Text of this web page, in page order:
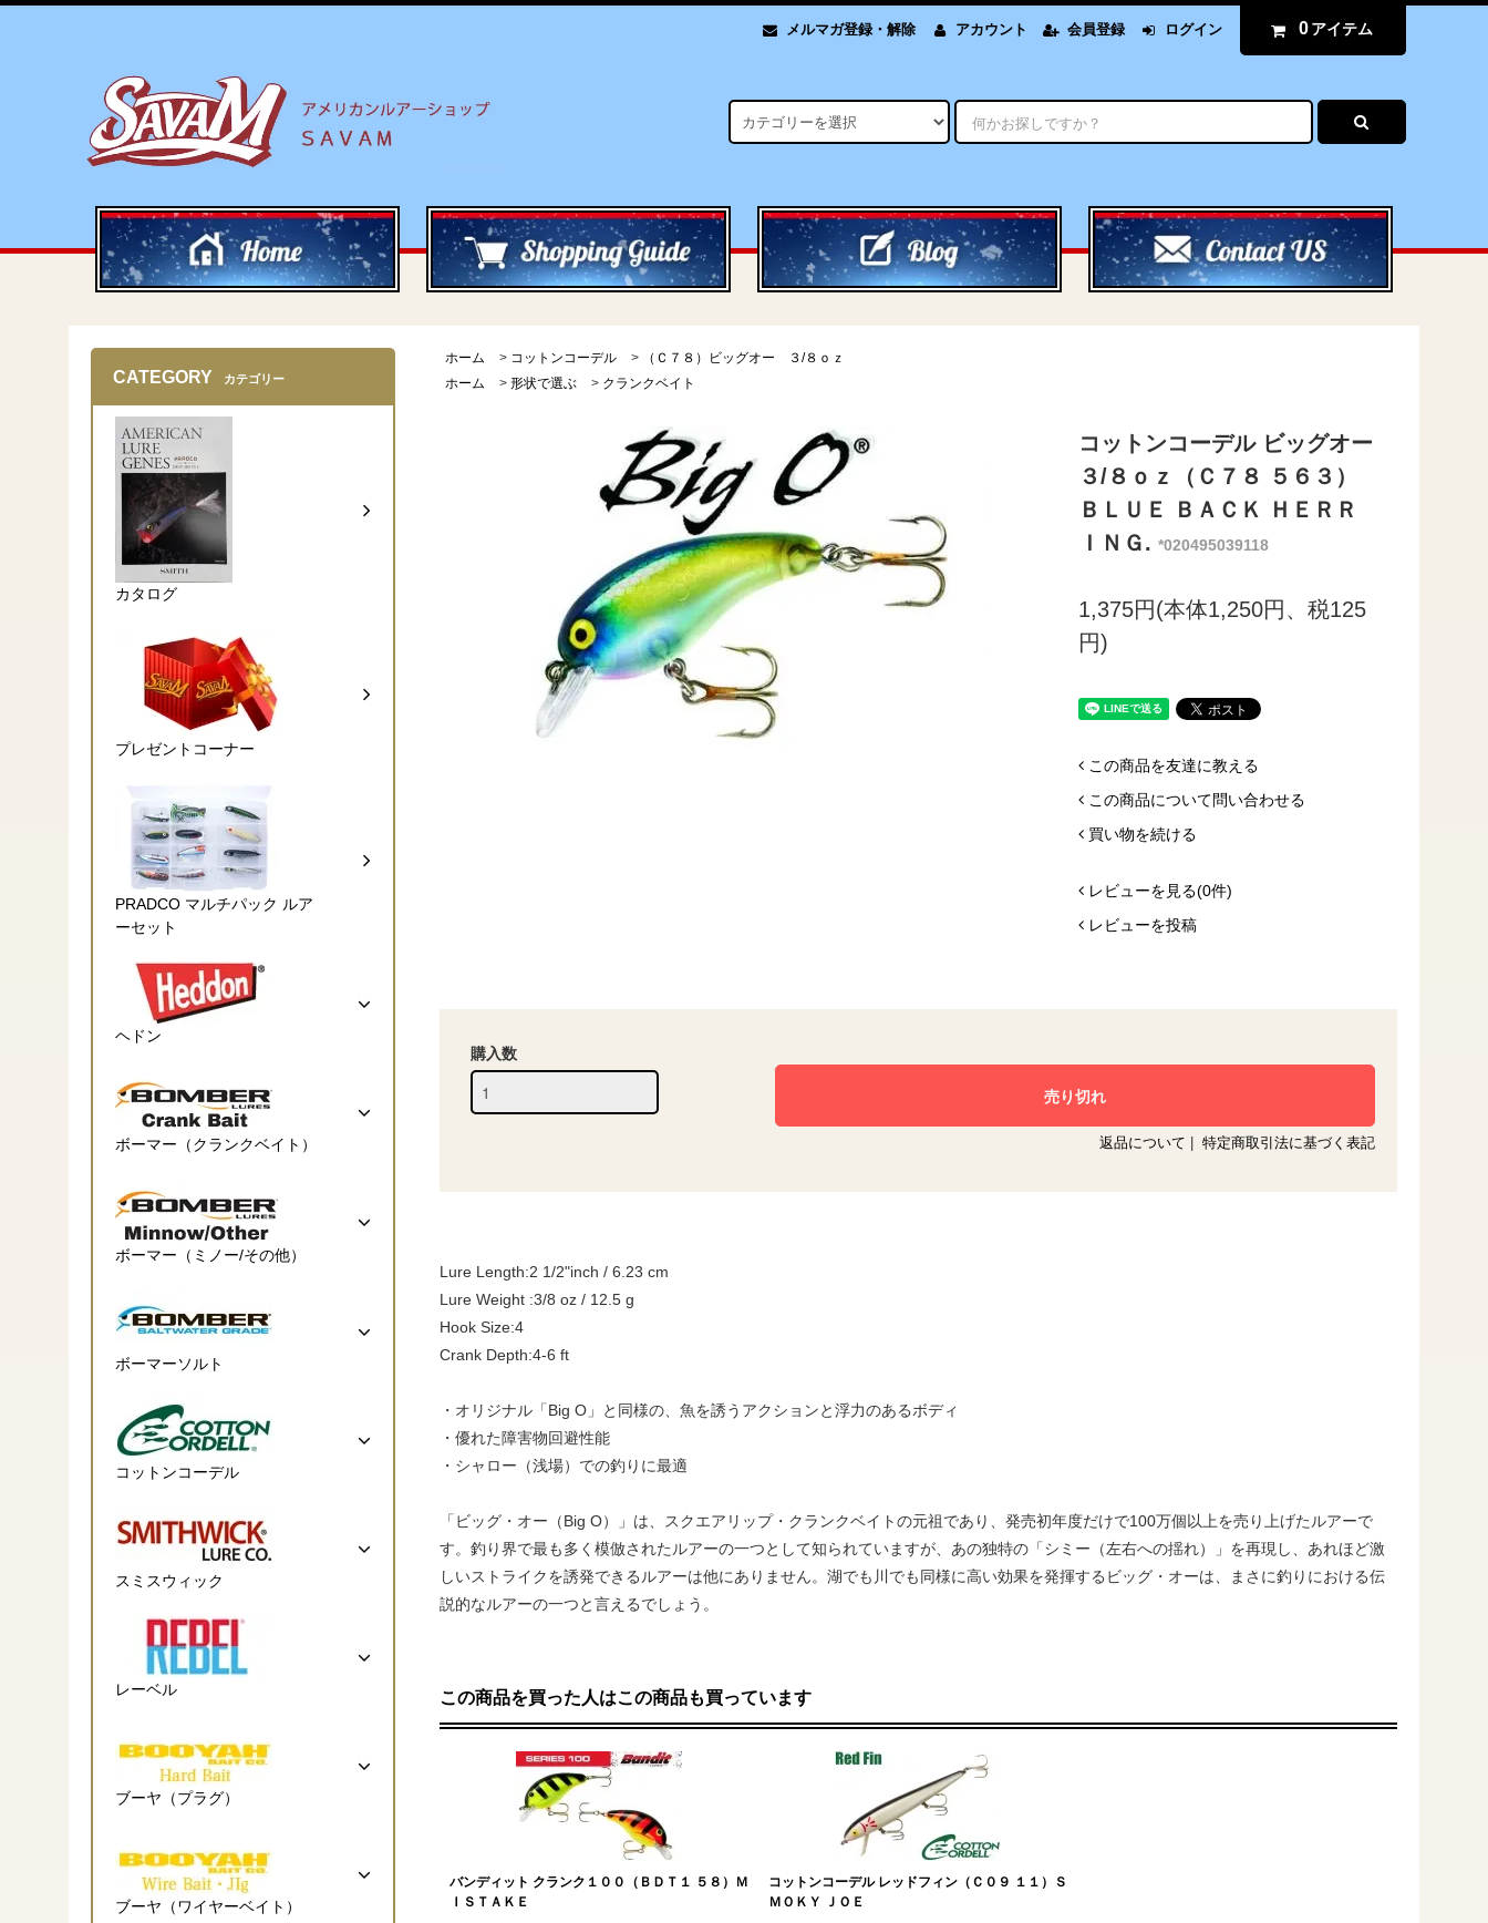
メルマガ登録・解除 アカウント 会員登録 ログイン 0 アイテム
ホーム > コットンコーデル >
（Ｃ７８）ビッグオー ３/８ｏｚ
ホーム
> 形状で選ぶ > クランクベイト
コットンコーデル ビッグオー
３/８ｏｚ（Ｃ７８ ５６３）
ＢＬＵＥ ＢＡＣＫ ＨＥＲＲ
ＩＮＧ. *020495039118
1,375円(本体1,250円、税125
円)
この商品を友達に教える
この商品について問い合わせる
買い物を続ける
レビューを見る(0件)
レビューを投稿
購入数
返品について | 特定商取引法に基づく表記
Lure Length:2 1/2"inch / 6.23 cm
Lure Weight :3/8 oz / 12.5 g
Hook Size:4
Crank Depth:4-6 ft
・オリジナル「Big O」と同様の、魚を誘うアクションと浮力のあるボディ
・優れた障害物回避性能
・シャロー（浅場）での釣りに最適
「ビッグ・オー（Big O）」は、スクエアリップ・クランクベイトの元祖であり、発売初年度だけで100万個以上を売り上げたルアーで
す。釣り界で最も多く模倣されたルアーの一つとして知られていますが、あの独特の「シミー（左右への揺れ）」を再現し、あれほど激
しいストライクを誘発できるルアーは他にありません。湖でも川でも同様に高い効果を発揮するビッグ・オーは、まさに釣りにおける伝
説的なルアーの一つと言えるでしょう。
この商品を買った人はこの商品も買っています
バンディット クランク１００（ＢＤＴ１ ５８）Ｍ
ＩＳＴＡＫＥ
コットンコーデル レッドフィン（Ｃ０９ １１）Ｓ
ＭＯＫＹ ＪＯＥ
CATEGORY カテゴリー
カタログ
プレゼントコーナー
PRADCO マルチパック ルア
ーセット
ヘドン
ボーマー（クランクベイト）
ボーマー（ミノー/その他）
ボーマーソルト
コットンコーデル
スミスウィック
レーベル
ブーヤ（プラグ）
ブーヤ（ワイヤーベイト）